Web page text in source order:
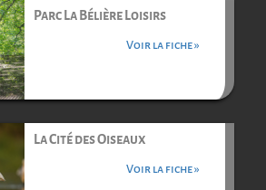
Parc La Bélière Loisirs
Voir la fiche »
La Cité des Oiseaux
Voir la fiche »